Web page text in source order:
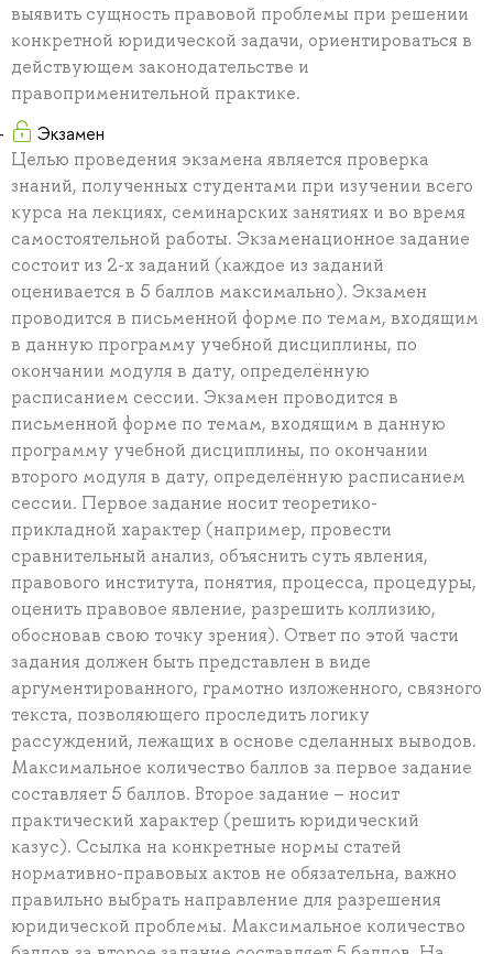
выявить сущность правовой проблемы при решении
конкретной юридической задачи, ориентироваться в
действующем законодательстве и
правоприменительной практике.
Экзамен
Целью проведения экзамена является проверка
знаний, полученных студентами при изучении всего
курса на лекциях, семинарских занятиях и во время
самостоятельной работы. Экзаменационное задание
состоит из 2-х заданий (каждое из заданий
оценивается в 5 баллов максимально). Экзамен
проводится в письменной форме по темам, входящим
в данную программу учебной дисциплины, по
окончании модуля в дату, определённую
расписанием сессии. Экзамен проводится в
письменной форме по темам, входящим в данную
программу учебной дисциплины, по окончании
второго модуля в дату, определённую расписанием
сессии. Первое задание носит теоретико-
прикладной характер (например, провести
сравнительный анализ, объяснить суть явления,
правового института, понятия, процесса, процедуры,
оценить правовое явление, разрешить коллизию,
обосновав свою точку зрения). Ответ по этой части
задания должен быть представлен в виде
аргументированного, грамотно изложенного, связного
текста, позволяющего проследить логику
рассуждений, лежащих в основе сделанных выводов.
Максимальное количество баллов за первое задание
составляет 5 баллов. Второе задание – носит
практический характер (решить юридический
казус). Ссылка на конкретные нормы статей
нормативно-правовых актов не обязательна, важно
правильно выбрать направление для разрешения
юридической проблемы. Максимальное количество